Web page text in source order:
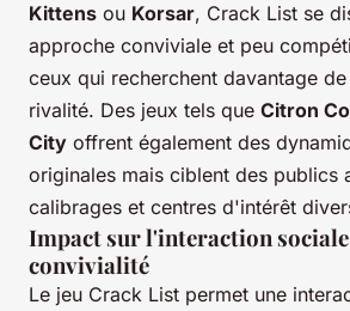
Kittens ou Korsar, Crack List se
approche conviviale et peu
ceux qui recherchent davantage
rivalité. Des jeux tels que Citron
City offrent également des
originales mais ciblent des publics
calibrages et centres d'intérêt
Impact sur l'interaction
convivialité
Le jeu Crack List permet une